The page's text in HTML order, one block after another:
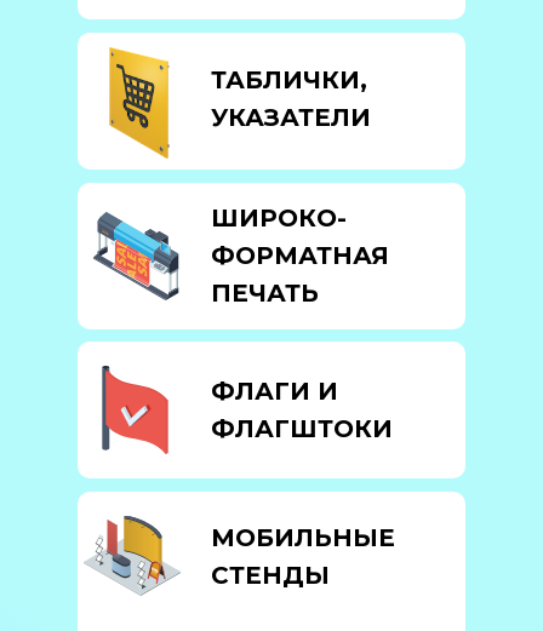
ФЛАГИ И
ФЛАГШТОКИ
ШИРОКО-
ФОРМАТНАЯ
ПЕЧАТЬ
ТАБЛИЧКИ,
УКАЗАТЕЛИ
МОБИЛЬНЫЕ
СТЕНДЫ